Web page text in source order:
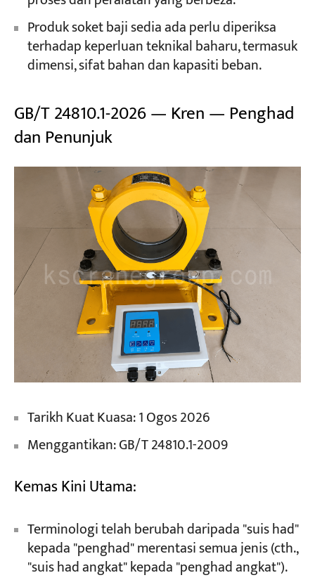
Produk soket baji sedia ada perlu diperiksa
terhadap keperluan teknikal baharu, termasuk
dimensi, sifat bahan dan kapasiti beban.
GB/T 24810.1-2026 — Kren — Penghad
dan Penunjuk
Tarikh Kuat Kuasa: 1 Ogos 2026
Menggantikan: GB/T 24810.1-2009
Kemas Kini Utama:
Terminologi telah berubah daripada "suis had"
kepada "penghad" merentasi semua jenis (cth.,
"suis had angkat" kepada "penghad angkat").